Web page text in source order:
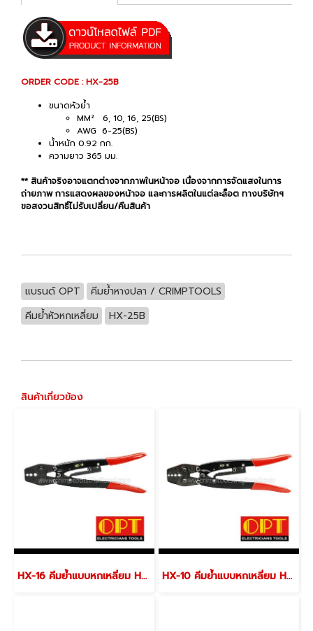
ORDER CODE : HX-25B
ขนาดหัวย้ำ
MM² 6, 10, 16, 25(BS)
AWG 6-25(BS)
น้ำหนัก 0.92 กก.
ความยาว 365 มม.
** สินค้าจริงอาจแตกต่างจากภาพในหน้าจอ เนื่องจากการจัดแสงในการ
ถ่ายภาพ การแสดงผลของหน้าจอ และการผลิตในแต่ละล็อต ทางบริษัทฯ
ขอสงวนสิทธิ์ไม่รับเปลี่ยน/คืนสินค้า
แบรนด์ OPT
คีมย้ำหางปลา / CRIMPTOOLS
คีมย้ำหัวหกเหลี่ยม
HX-25B
สินค้าเกี่ยวข้อง
HX-16 คีมย้ำแบบหกเหลี่ยม HEXAGON CRIMPING TOOLS HX-10 คีมย้ำแบบหกเหลี่ยม HEXAGON CRIMPING TOOLS